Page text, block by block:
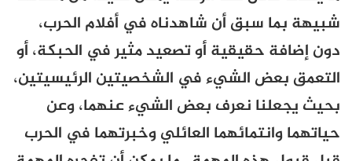
شبيهة بما سبق أن شاهدناه في أفلام الحرب،
دون إضافة حقيقية أو تصعيد مثير في الحبكة، أو
التعمق بعض الشيء في الشخصيتين الرئيسيتين،
بحيث يجعلنا نعرف بعض الشيء عنهما، وعن
حياتهما وانتمائهما العائلي وخبرتهما في الحرب